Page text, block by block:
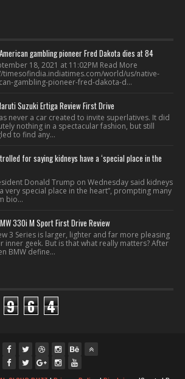
gambling pioneer Fred Dakota dies at 84
18, 2021 at 11:02PM Read More
timesofindia.indiatimes.com/world/us/native-
gambling-pioneer-fred-dakota-d...
Suzuki Ertiga Review First Drive
never a car created to invite superlatives. It did
nothing in a spectacular fashion, but still
to find any...
for saying kidneys have a ‘special place in the
Donald Trump on Wednesday said kidneys
very special place in the heart”, prompting many
bio...
330i M Sport First Drive Review
3 Series is larger, lighter and far more pleasing
inner geek. But is that what really matters? After
BMW define...
9 6 4
fac twi gpl ins you